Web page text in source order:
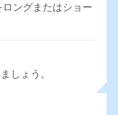
ングまたはショー
しょう。